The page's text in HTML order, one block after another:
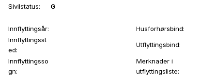
Sivilstatus:
G
Innflyttingsår:
Husforhørsbind:
Innflyttingsst
ed:
Utflyttingsbind:
Innflyttingsso
gn:
Merknader i
utflyttingsliste: